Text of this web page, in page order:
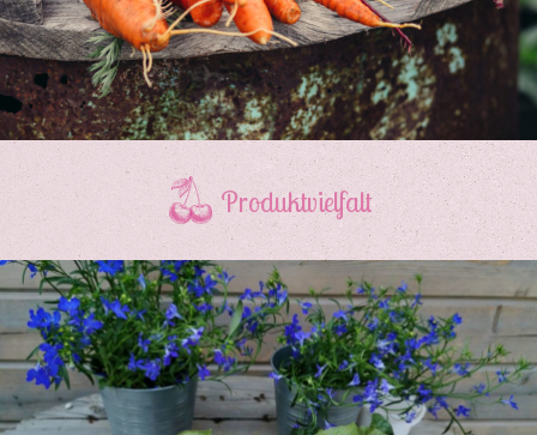
Produktvielfalt